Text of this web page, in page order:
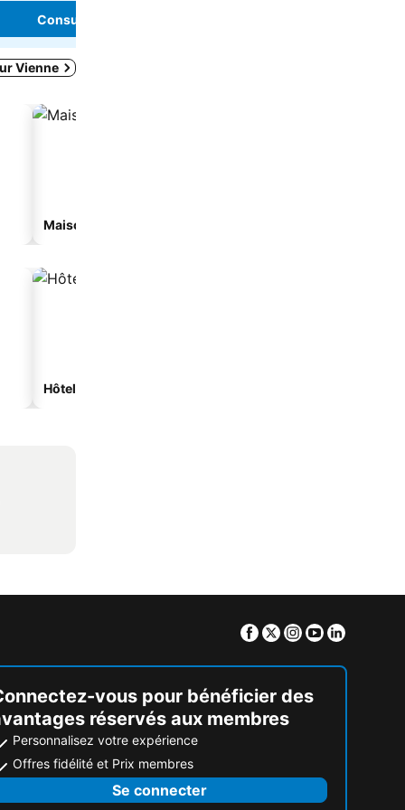
Consulter les prix
Vienne
Maison d'hôtes
Hôtels spa
Facebook
TwitterInstagram
Youtube
vous pour bénéficier des
réservés aux membres
Personnalisez votre expérience
Offres fidélité et Prix membres
Se connecter